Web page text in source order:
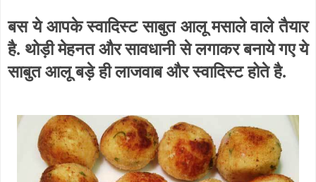
बस ये आपके स्वादिस्ट साबुत आलू मसाले वाले तैयार
है. थोड़ी मेहनत और सावधानी से लगाकर बनाये गए ये
साबुत आलू बड़े ही लाजवाब और स्वादिस्ट होते है.